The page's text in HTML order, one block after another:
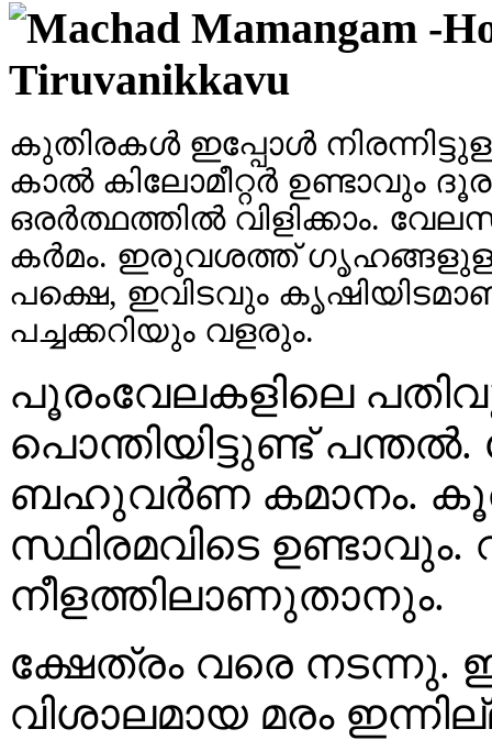
കുതിരകൾ ഇപ്പോൾ
കാൽ കിലോമീറ്റർ ഉണ്ടാവും
ഒരർത്ഥത്തിൽ വിളിക്കാം.
കർമം. ഇരുവശത്ത്
പക്ഷെ, ഇവിടവും
പച്ചക്കറിയും വളരും.
പൂരംവേലകളിലെ
പൊന്തിയിട്ടുണ്ട്
ബഹുവർണ കമാനം.
സ്ഥിരമവിടെ ഉണ്ടാവും.
നീളത്തിലാണുതാനും.
ക്ഷേത്രം വരെ നടന്നു.
വിശാലമായ മരം